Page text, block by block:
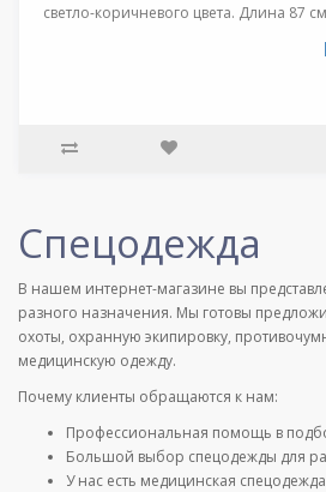
светло-коричневого цвета. Длина 87
Спецодежда
В нашем интернет-магазине вы
разного назначения. Мы готовы
охоты, охранную экипировку,
медицинскую одежду.
Почему клиенты обращаются к нам:
Профессиональная помощь в
Большой выбор спецодежды для
У нас есть медицинская